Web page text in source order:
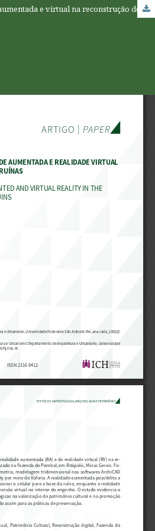
Aplicação da realidade aumentada e virtual na reconstrução de ruínas